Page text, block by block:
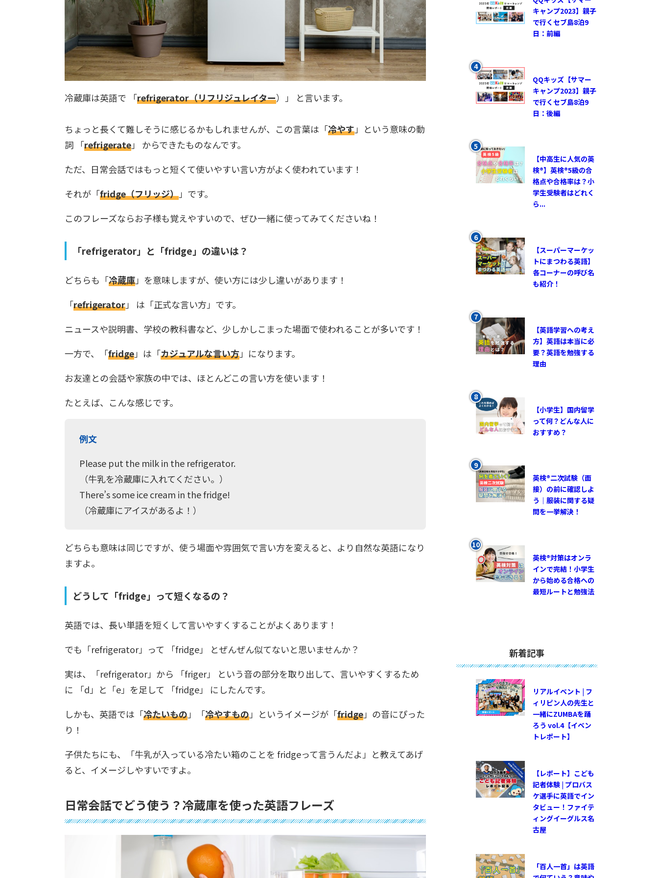
冷蔵庫は英語で 「refrigerator（リフリジュレイター）」 と言います。
ちょっと長くて難しそうに感じるかもしれませんが、この言葉は「冷やす」という意味の動
詞 「refrigerate」 からできたものなんです。
ただ、日常会話ではもっと短くて使いやすい言い方がよく使われています！
それが「fridge（フリッジ）」です。
このフレーズならお子様も覚えやすいので、ぜひ一緒に使ってみてくださいね！
「refrigerator」と「fridge」の違いは？
どちらも「冷蔵庫」を意味しますが、使い方には少し違いがあります！
「refrigerator」 は「正式な言い方」です。
ニュースや説明書、学校の教科書など、少しかしこまった場面で使われることが多いです！
一方で、「fridge」は「カジュアルな言い方」になります。
お友達との会話や家族の中では、ほとんどこの言い方を使います！
たとえば、こんな感じです。
例文
Please put the milk in the refrigerator.
（牛乳を冷蔵庫に入れてください。）
There’s some ice cream in the fridge!
（冷蔵庫にアイスがあるよ！）
どちらも意味は同じですが、使う場面や雰囲気で言い方を変えると、より自然な英語になり
ますよ。
どうして「fridge」って短くなるの？
英語では、長い単語を短くして言いやすくすることがよくあります！
でも「refrigerator」って 「fridge」 とぜんぜん似てないと思いませんか？
実は、「refrigerator」から 「friger」 という音の部分を取り出して、言いやすくするため
に 「d」と「e」を足して 「fridge」 にしたんです。
しかも、英語では「冷たいもの」「冷やすもの」というイメージが「fridge」の音にぴった
り！
子供たちにも、「牛乳が入っている冷たい箱のことを fridgeって言うんだよ」と教えてあげ
ると、イメージしやすいですよ。
日常会話でどう使う？冷蔵庫を使った英語フレーズ
キャンプ2023】親子
で行くセブ島8泊9
日：前編
QQキッズ【サマー
キャンプ2023】親子
で行くセブ島8泊9
日：後編
【中高生に人気の英
検®︎】英検®︎5級の合
格点や合格率は？小
学生受験者はどれく
ら...
【スーパーマーケッ
トにまつわる英語】
各コーナーの呼び名
も紹介！
【英語学習への考え
方】英語は本当に必
要？英語を勉強する
理由
【小学生】国内留学
って何？どんな人に
おすすめ？
英検®︎二次試験（面
接）の前に確認しよ
う｜服装に関する疑
問を一挙解決！
英検®対策はオンラ
インで完結！小学生
から始める合格への
最短ルートと勉強法
新着記事
リアルイベント | フ
ィリピン人の先生と
一緒にZUMBAを踊
ろう vol.4【イベン
トレポート】
【レポート】こども
記者体験 | プロバス
ケ選手に英語でイン
タビュー！ファイテ
ィングイーグルス名
古屋
「百人一首」は英語